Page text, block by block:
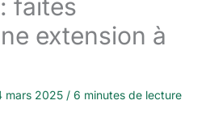
faites
extension à
mars 2025 / 6 minutes de lecture